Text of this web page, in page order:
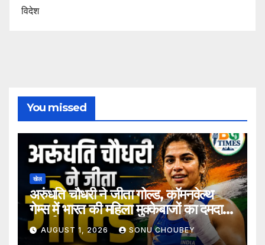
विदेश
You missed
खेल
अरुंधति चौधरी ने जीता गोल्ड, कॉमनवेल्थ
गेम्स में भारत की महिला मुक्केबाजों का दमदार
प्रदर्शन
AUGUST 1, 2026 SONU CHOUBEY